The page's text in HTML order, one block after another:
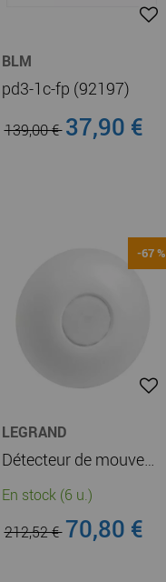
BLM
pd3-1c-fp (92197)
139,00 € 37,90 €
-67 %
LEGRAND
Détecteur de mouvement autonome ECO1 Mosaic (048899)
En stock (6 u.)
212,52 € 70,80 €